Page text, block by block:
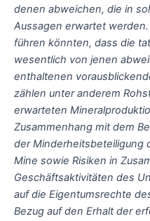
denen abweichen, die in
Aussagen erwartet
führen könnten, dass die
wesentlich von jenen
enthaltenen
zählen unter anderem
erwarteten
Zusammenhang mit dem
der Minderheitsbeteiligung
Mine sowie Risiken in
Geschäftsaktivitäten des
auf die Eigentumsrechte
Bezug auf den Erhalt der